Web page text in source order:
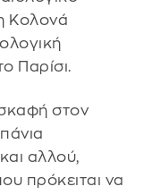
Κολονά
Παρίσι.
στον
αλλού,
πρόκειται να